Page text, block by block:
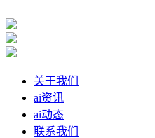
关于我们
ai资讯
ai动态
联系我们